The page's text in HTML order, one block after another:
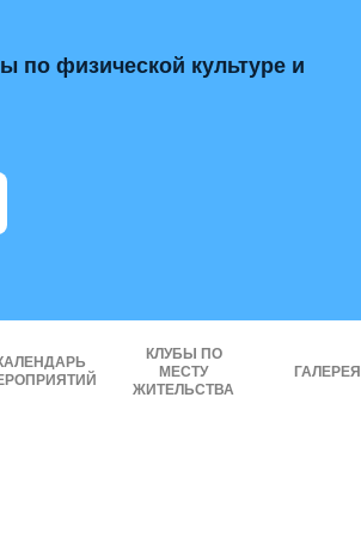
по физической культуре и
КЛУБЫ ПО
МЕСТУ
ЖИТЕЛЬСТВА
ГАЛЕРЕЯ